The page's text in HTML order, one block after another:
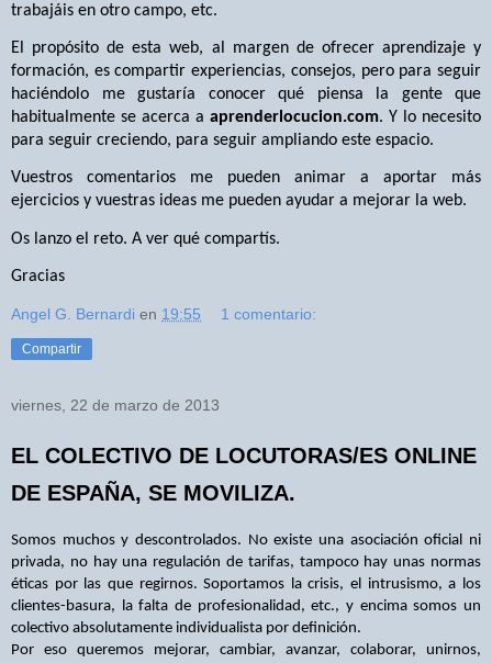
trabajáis en otro campo, etc.
El propósito de esta web, al margen de ofrecer aprendizaje y
formación, es compartir experiencias, consejos, pero para seguir
haciéndolo me gustaría conocer qué piensa la gente que
habitualmente se acerca a aprenderlocucion.com. Y lo necesito
para seguir creciendo, para seguir ampliando este espacio.
Vuestros comentarios me pueden animar a aportar más
ejercicios y vuestras ideas me pueden ayudar a mejorar la web.
Os lanzo el reto. A ver qué compartís.
Gracias
Angel G. Bernardi en 19:55 1 comentario:
Compartir
viernes, 22 de marzo de 2013
EL COLECTIVO DE LOCUTORAS/ES ONLINE
DE ESPAÑA, SE MOVILIZA.
Somos muchos y descontrolados. No existe una asociación oficial ni
privada, no hay una regulación de tarifas, tampoco hay unas normas
éticas por las que regirnos. Soportamos la crisis, el intrusismo, a los
clientes-basura, la falta de profesionalidad, etc., y encima somos un
colectivo absolutamente individualista por definición.
Por eso queremos mejorar, cambiar, avanzar, colaborar, unirnos,